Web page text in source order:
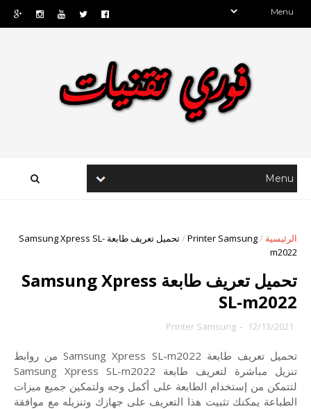
الرئيسية /
Printer Samsung
/
تحميل تعريف طابعة Samsung Xpress SL-
m2022
تحميل تعريف طابعة Samsung Xpress
SL-m2022
12/13/2021
-
Printer Samsung
تحميل تعريف طابعة Samsung Xpress SL-m2022 من روابط
تنزيل مباشرة لتعريف طابعة Samsung Xpress SL-m2022
لتتمكن من إستخدام الطابعة على أكمل وجه ولتمكين جميع ميزات
الطباعة يمكنك تثبيت هذا التعريف على جهازك وتنزيله مع موافقة